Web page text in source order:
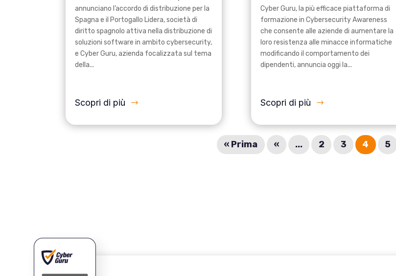
annunciano l’accordo di distribuzione per la
Spagna e il Portogallo Lidera, società di
diritto spagnolo attiva nella distribuzione di
soluzioni software in ambito cybersecurity,
e Cyber Guru, azienda focalizzata sul tema
della...
Scopri di più
Cyber Guru, la più efficace piattaforma di
formazione in Cybersecurity Awareness
che consente alle aziende di aumentare la
loro resistenza alle minacce informatiche
modificando il comportamento dei
dipendenti, annuncia oggi la...
Scopri di più
« Prima « ... 2 3 4 5